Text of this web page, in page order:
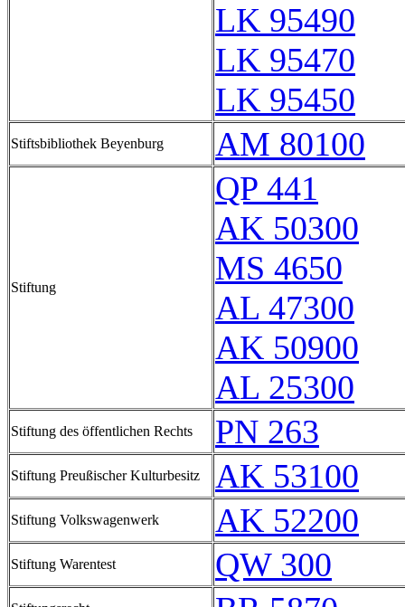
LK 95490
LK 95470
LK 95450
Stiftsbibliothek Beyenburg AM 80100
Stiftung
QP 441
AK 50300
MS 4650
AL 47300
AK 50900
AL 25300
Stiftung des öffentlichen Rechts PN 263
Stiftung Preußischer Kulturbesitz AK 53100
Stiftung Volkswagenwerk AK 52200
Stiftung Warentest QW 300